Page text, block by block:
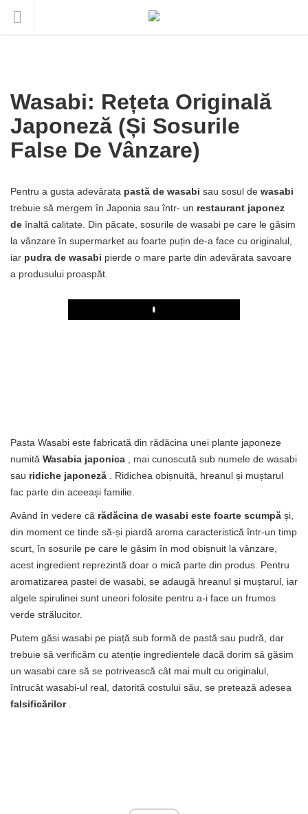
Wasabi: Rețeta Originală
Japoneză (și Sosurile
False De Vânzare)
Pentru a gusta adevărata pastă de wasabi sau sosul de wasabi
trebuie să mergem în Japonia sau într- un restaurant japonez
de înaltă calitate. Din păcate, sosurile de wasabi pe care le găsim
la vânzare în supermarket au foarte puțin de-a face cu originalul,
iar pudra de wasabi pierde o mare parte din adevărata savoare
a produsului proaspăt.
Play
Pasta Wasabi este fabricată din rădăcina unei plante japoneze
numită Wasabia japonica , mai cunoscută sub numele de wasabi
sau ridiche japoneză . Ridichea obișnuită, hreanul și muștarul
fac parte din aceeași familie.
Având în vedere că rădăcina de wasabi este foarte scumpă și,
din moment ce tinde să-și piardă aroma caracteristică într-un timp
scurt, în sosurile pe care le găsim în mod obișnuit la vânzare,
acest ingredient reprezintă doar o mică parte din produs. Pentru
aromatizarea pastei de wasabi, se adaugă hreanul și muștarul, iar
algele spirulinei sunt uneori folosite pentru a-i face un frumos
verde strălucitor.
Putem găsi wasabi pe piață sub formă de pastă sau pudră, dar
trebuie să verificăm cu atenție ingredientele dacă dorim să găsim
un wasabi care să se potrivească cât mai mult cu originalul,
întrucât wasabi-ul real, datorită costului său, se pretează adesea
falsificărilor.